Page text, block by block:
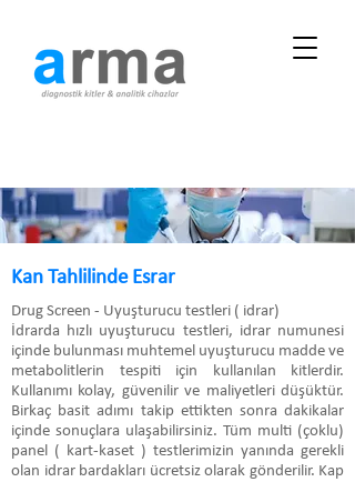
Kan Tahlilinde Esrar
Drug Screen - Uyuşturucu testleri ( idrar)
İdrarda hızlı uyuşturucu testleri, idrar numunesi
içinde bulunması muhtemel uyuşturucu madde ve
metabolitlerin tespiti için kullanılan kitlerdir.
Kullanımı kolay, güvenilir ve maliyetleri düşüktür.
Birkaç basit adımı takip ettikten sonra dakikalar
içinde sonuçlara ulaşabilirsiniz. Tüm multi (çoklu)
panel ( kart-kaset ) testlerimizin yanında gerekli
olan idrar bardakları ücretsiz olarak gönderilir. Kap